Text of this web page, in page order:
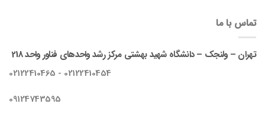
تماس با ما
تهران – ولنجک – دانشگاه شهید بهشتی مرکز رشد واحدهای فناور واحد 218
02122410454 - 02122410465
09124743595